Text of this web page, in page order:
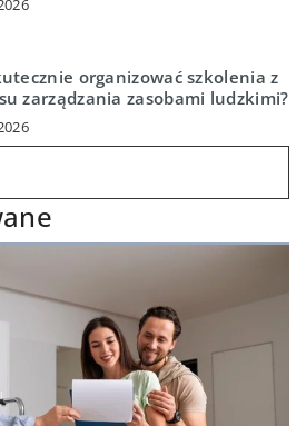
organizować szkolenia z
zarządzania zasobami ludzkimi?